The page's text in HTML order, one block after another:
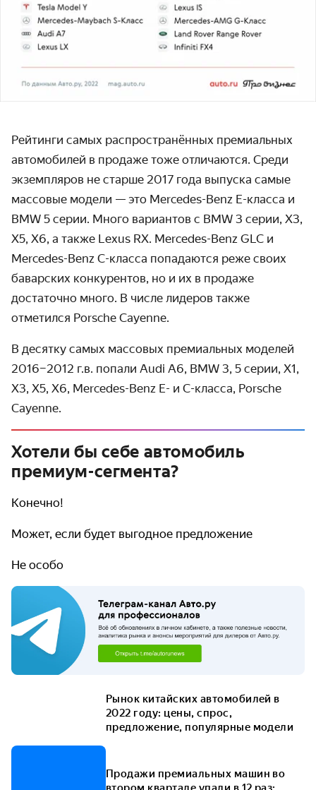
Рейтинги самых распространённых премиальных
автомобилей в продаже тоже отличаются. Среди
экземпляров не старше 2017 года выпуска самые
массовые модели — это Mercedes-Benz E-класса и
BMW 5 серии. Много вариантов с BMW 3 серии, X3,
X5, X6, а также Lexus RX. Mercedes-Benz GLC и
Mercedes-Benz C-класса попадаются реже своих
баварских конкурентов, но и их в продаже
достаточно много. В числе лидеров также
отметился Porsche Cayenne.
В десятку самых массовых премиальных моделей
2016–2012 г.в. попали Audi A6, BMW 3, 5 серии, X1,
X3, X5, X6, Mercedes-Benz E- и C-класса, Porsche
Cayenne.
Хотели бы себе автомобиль
премиум-сегмента?
Конечно!
Может, если будет выгодное предложение
Не особо
Рынок китайских автомобилей в
2022 году: цены, спрос,
предложение, популярные модели
Продажи премиальных машин во